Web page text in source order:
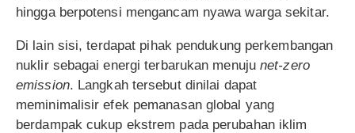
hingga berpotensi mengancam nyawa warga sekitar.
Di lain sisi, terdapat pihak pendukung perkembangan
nuklir sebagai energi terbarukan menujunet-zero
emission. Langkah tersebut dinilai dapat
meminimalisir efek pemanasan global yang
berdampak cukup ekstrem pada perubahan iklim